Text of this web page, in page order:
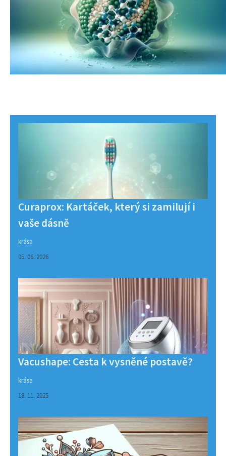
Curaprox: Kartáček, který si zamilují i
vaše dásně
krása
05. 06. 2026
Vacushape: Cesta k vysněné postavě?
krása
18. 11. 2025